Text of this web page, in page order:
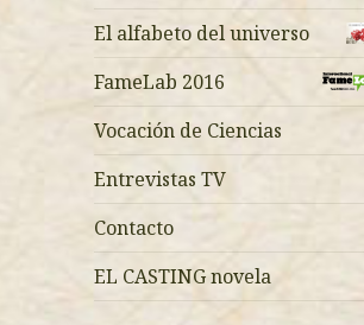
El alfabeto del universo
FameLab 2016
Vocación de Ciencias
Entrevistas TV
Contacto
EL CASTING novela